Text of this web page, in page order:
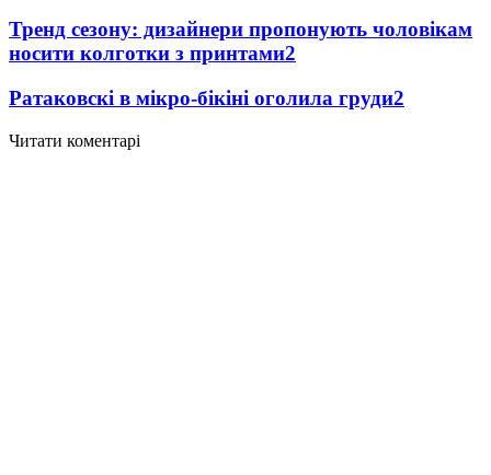
Тренд сезону: дизайнери пропонують чоловікам
носити колготки з принтами2
Ратаковскі в мікро-бікіні оголила груди2
Читати коментарі